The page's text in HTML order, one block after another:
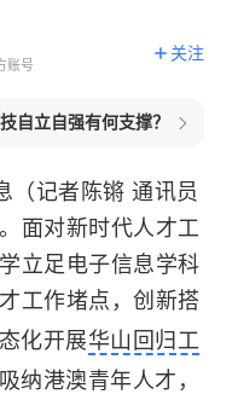
账号
关注
自立自强有何支撑？
（记者陈锵 通讯员
面对新时代人才工
立足电子信息学科
工作堵点，创新搭
化开展华山回归工
纳港澳青年人才，